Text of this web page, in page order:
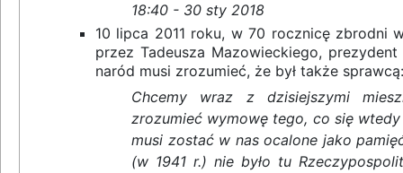
18:40 - 30 sty 2018
10 lipca 2011 roku, w 70 rocznicę zbrodni
przez Tadeusza Mazowieckiego,
naród musi zrozumieć, że był także sprawcą:
Chcemy wraz z dzisiejszymi
zrozumieć wymowę tego, co się
musi zostać w nas ocalone jako
(w 1941 r.) nie było tu